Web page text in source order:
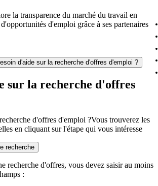
la transparence du marché du travail en
d'emploi grâce à ses partenaires
d'aide sur la recherche d'offres d'emploi ?
sur la recherche d'offres
d'offres d'emploi ?Vous trouverez les
en cliquant sur l'étape qui vous intéresse
recherche
recherche d'offres, vous devez saisir au moins
: